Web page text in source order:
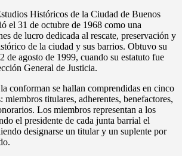
Históricos de la Ciudad de Buenos
el 31 de octubre de 1968 como una
de lucro dedicada al rescate, preservación y
de la ciudad y sus barrios. Obtuvo su
de agosto de 1999, cuando su estatuto fue
General de Justicia.
conforman se hallan comprendidas en cinco
miembros titulares, adherentes, benefactores,
Los miembros representan a los
el presidente de cada junta barrial el
designarse un titular y un suplente por